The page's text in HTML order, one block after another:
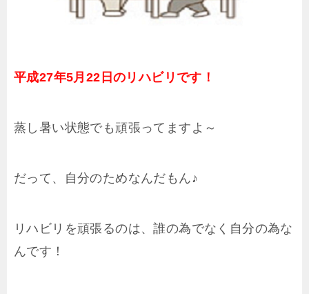
平成27年5月22日のリハビリです！
蒸し暑い状態でも頑張ってますよ～
だって、自分のためなんだもん♪
リハビリを頑張るのは、誰の為でなく自分の為な
んです！